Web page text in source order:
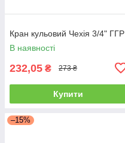
Кран кульовий Чехія 3/4" ГГР
В наявності
232,05 ₴ 273 ₴
Купити
–15%